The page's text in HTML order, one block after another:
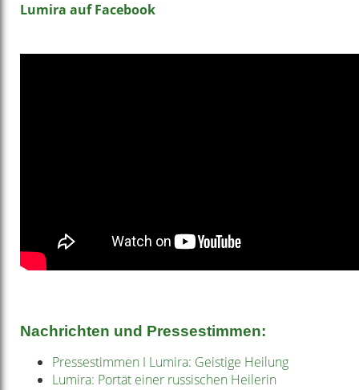
Lumira auf Facebook
Nachrichten und Pressestimmen:
Pressestimmen I Lumira: Geistige Heilung
Lumira: Portät einer russischen Heilerin